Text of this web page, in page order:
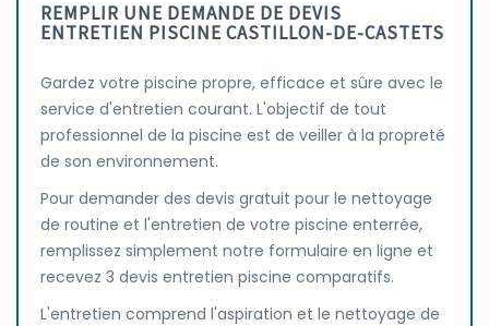
REMPLIR UNE DEMANDE DE DEVIS
ENTRETIEN PISCINE CASTILLON-DE-CASTETS
Gardez votre piscine propre, efficace et sûre avec le
service d'entretien courant. L'objectif de tout
professionnel de la piscine est de veiller à la propreté
de son environnement.
Pour demander des devis gratuit pour le nettoyage
de routine et l'entretien de votre piscine enterrée,
remplissez simplement notre formulaire en ligne et
recevez 3 devis entretien piscine comparatifs.
L'entretien comprend l'aspiration et le nettoyage de